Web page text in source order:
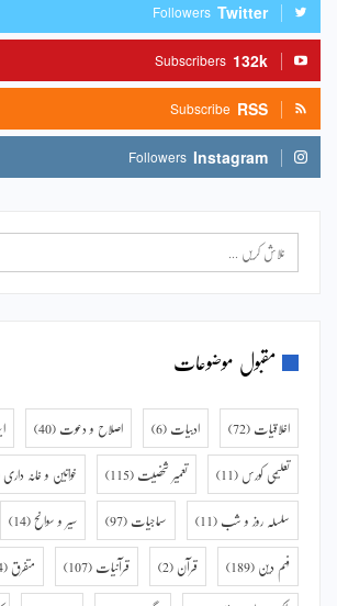
Twitter
Followers
132k
Subscribers
RSS
Subscribe
Instagram
Followers
مقبول موضوعات
اخلاقیات (72) ادبیات (6) اصلاح و دعوت (40)
تعلیمی کورس (11) تعمیر شخصیت (115) خواتین و خانہ داری
سلسلہ روز و شب (11) سماجیات (97) سیر و سوانح (14)
فہم دین (189) قرآن (2) قرآنیات (107) متفرق (64)